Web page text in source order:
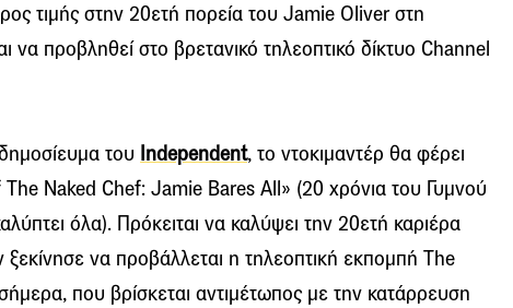
τιμής στην 20ετή πορεία του Jamie Oliver στη
να προβληθεί στο βρετανικό τηλεοπτικό δίκτυο Channel
του Independent, το ντοκιμαντέρ θα φέρει
The Naked Chef: Jamie Bares All» (20 χρόνια του Γυμνού
όλα). Πρόκειται να καλύψει την 20ετή καριέρα
να προβάλλεται η τηλεοπτική εκπομπή The
που βρίσκεται αντιμέτωπος με την κατάρρευση